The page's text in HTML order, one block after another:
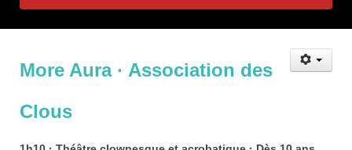
More Aura · Association des
Clous